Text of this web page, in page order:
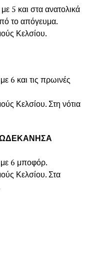
5 και στα ανατολικά
το απόγευμα.
Κελσίου.
6 και τις πρωινές
Κελσίου. Στη νότια
με 6 μποφόρ.
Κελσίου. Στα